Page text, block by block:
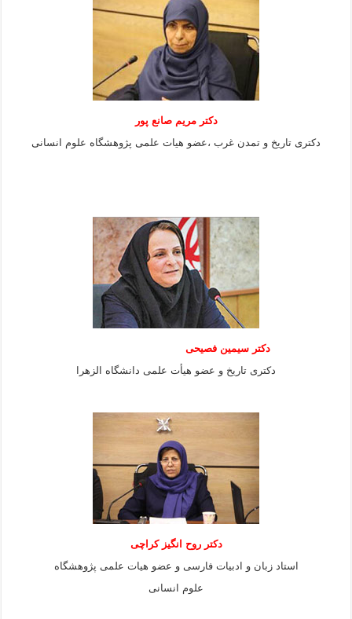
دکتر مریم صانع پور
دکتری تاریخ و تمدن غرب ،عضو هیات علمی پژوهشگاه علوم
انسانی
دکتر سیمین فصیحی
دکتری تاریخ و عضو هیأت علمی دانشگاه الزهرا
دکتر روح انگیز کراچی
استاد زبان و ادبیات فارسی و عضو هیات علمی پژوهشگاه
علوم انسانی